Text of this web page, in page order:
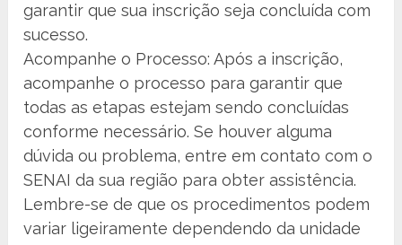
garantir que sua inscrição seja concluída com
sucesso.
Acompanhe o Processo: Após a inscrição,
acompanhe o processo para garantir que
todas as etapas estejam sendo concluídas
conforme necessário. Se houver alguma
dúvida ou problema, entre em contato com o
SENAI da sua região para obter assistência.
Lembre-se de que os procedimentos podem
variar ligeiramente dependendo da unidade